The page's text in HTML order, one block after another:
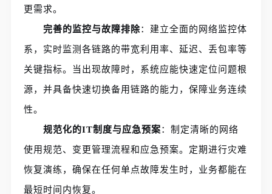
更需求。
完善的监控与故障排除：建立全面的网络监控体
系，实时监测各链路的带宽利用率、延迟、丢包率等
关键指标。当出现故障时，系统应能快速定位问题根
源，并具备快速切换备用链路的能力，保障业务连续
性。
规范化的IT制度与应急预案：制定清晰的网络
使用规范、变更管理流程和应急预案。定期进行灾难
恢复演练，确保在任何单点故障发生时，业务都能在
最短时间内恢复。